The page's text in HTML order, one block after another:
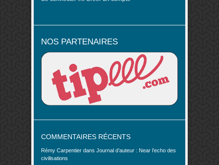
NOS PARTENAIRES
COMMENTAIRES RÉCENTS
Rémy Carpentier dans Journal d’auteur : Near l’echo des
civilisations